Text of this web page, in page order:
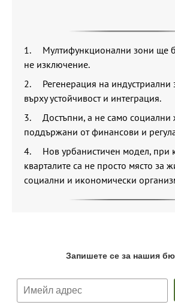
1. Мултифункционални зони ще
не изключение.
2. Регенерация на индустриални
върху устойчивост и интеграция.
3. Достъпни, а не само социални
поддържани от финансови и
4. Нов урбанистичен модел, при
кварталите са не просто място за
социални и икономически